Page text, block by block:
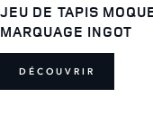
JEU DE TAPIS
MARQUAGE INGOT
DÉCOUVRIR